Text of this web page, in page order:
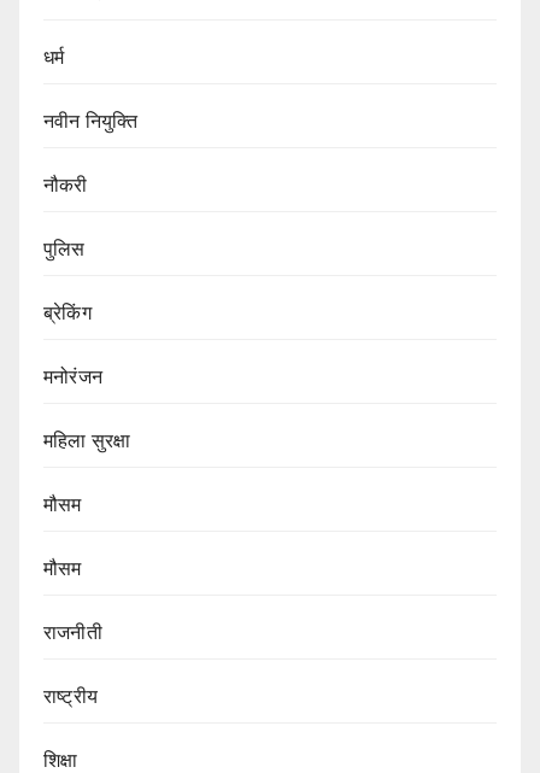
धर्म
नवीन नियुक्ति
नौकरी
पुलिस
ब्रेकिंग
मनोरंजन
महिला सुरक्षा
मौसम
मौसम
राजनीती
राष्ट्रीय
शिक्षा